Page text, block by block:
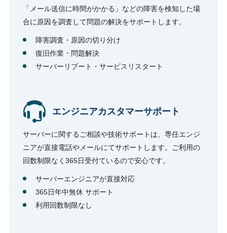
「メール送信に時間がかかる」などの障害を検知した場
合に原因を調査して問題の解決をサポートします。
障害調査・原因の切り分け
復旧作業・問題解決
サーバーリブート・サービスリスタート
エンジニアカスタマーサポート
サーバーに関するご相談や技術サポートは、専任エンジ
ニアが直接電話やメールにてサポートします。ご利用の
回数制限なく365日受付ているので安心です。
サーバーエンジニアが直接対応
365日年中無休 サポート
利用回数制限なし